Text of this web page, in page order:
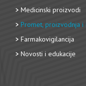
Medicinski proizvodi
Promet, proizvodnja i
Farmakovigilancija
Novosti i edukacije